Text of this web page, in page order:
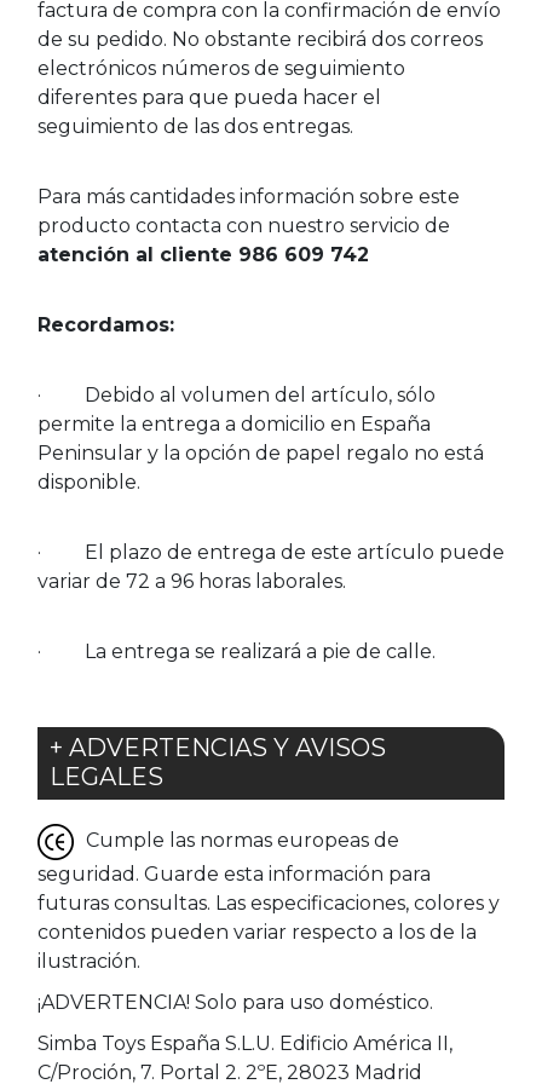
factura de compra con la confirmación de envío
de su pedido. No obstante recibirá dos correos
electrónicos números de seguimiento
diferentes para que pueda hacer el
seguimiento de las dos entregas.
Para más cantidades información sobre este
producto contacta con nuestro servicio de
atención al cliente 986 609 742
Recordamos:
· Debido al volumen del artículo, sólo
permite la entrega a domicilio en España
Peninsular y la opción de papel regalo no está
disponible.
· El plazo de entrega de este artículo puede
variar de 72 a 96 horas laborales.
· La entrega se realizará a pie de calle.
+ ADVERTENCIAS Y AVISOS
LEGALES
Cumple las normas europeas de
seguridad. Guarde esta información para
futuras consultas. Las especificaciones, colores y
contenidos pueden variar respecto a los de la
ilustración.
¡ADVERTENCIA! Solo para uso doméstico.
Simba Toys España S.L.U. Edificio América II,
C/Proción, 7. Portal 2. 2ºE, 28023 Madrid